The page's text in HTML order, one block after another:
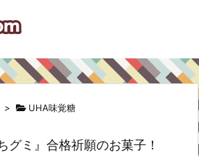
> UHA味覚糖
グミ』合格祈願のお菓子！